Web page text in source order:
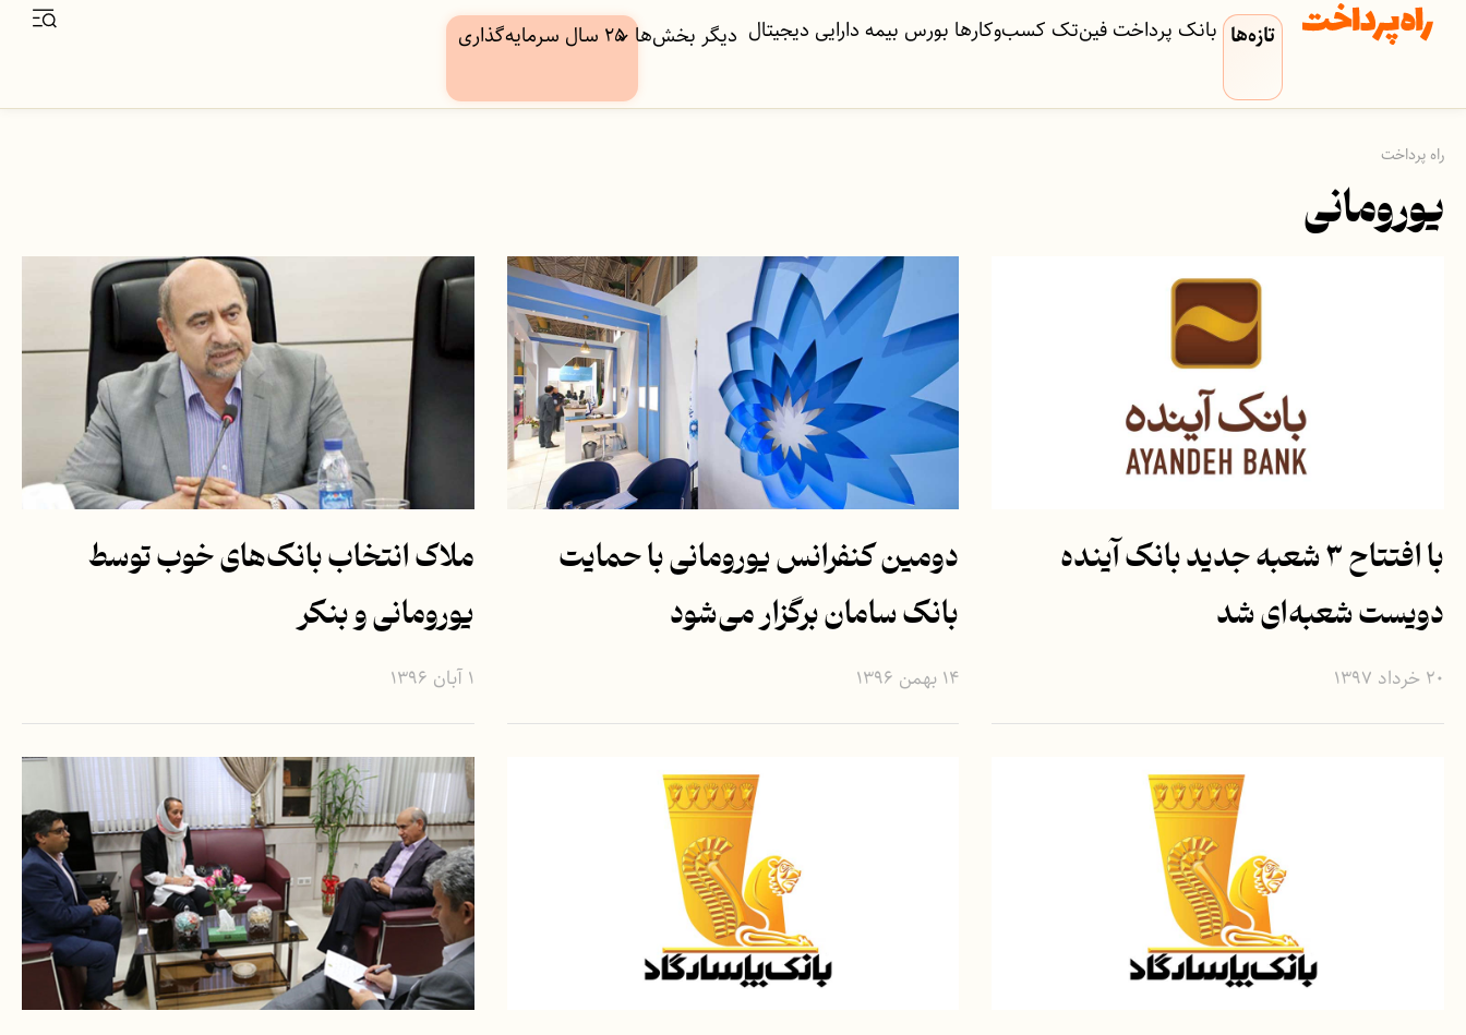
تازه‌ها بانک پرداختفین‌تک کسب‌وکار‌ها بورس بیمهدارایی دیجیتال دیگر بخش‌ها ۲۵ سال سرمایه‌گذاری
راه پرداخت
یورومانی
با افتتاح ۳ شعبه جدید بانک آینده
دویست شعبه‌ای شد
۲۰ خرداد ۱۳۹۷
دومین کنفرانس یورومانی با حمایت
بانک سامان برگزار می‌شود
۱۴ بهمن ۱۳۹۶
ملاک انتخاب بانک‌های خوب توسط
یورومانی و بنکر
۱ آبان ۱۳۹۶